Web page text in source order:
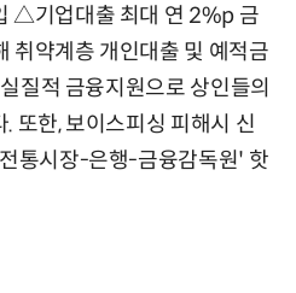
△기업대출 최대 연 2%p 금
약계층 개인대출 및 예적금
질적 금융지원으로 상인들의
또한, 보이스피싱 피해시 신
통시장-은행-금융감독원' 핫